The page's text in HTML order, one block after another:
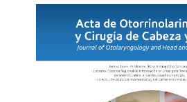
Barra
lateral
del
artículo